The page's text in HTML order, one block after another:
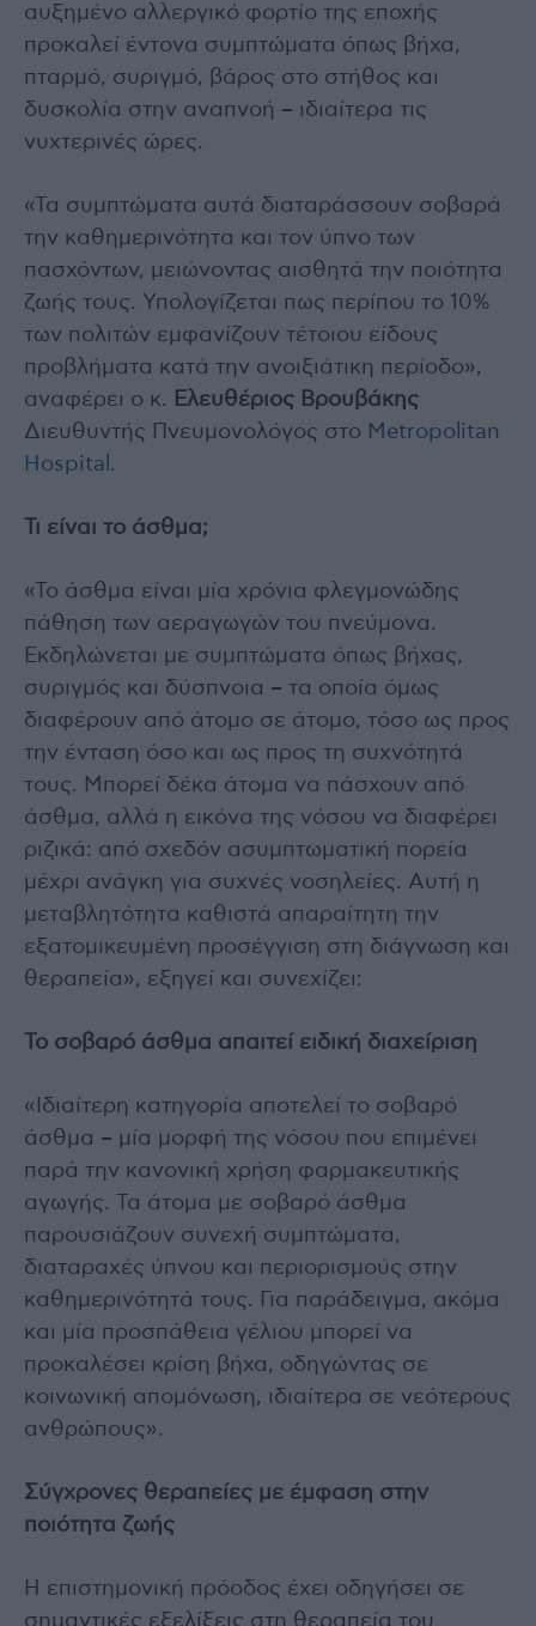
αυξημένο αλλεργικό φορτίο της εποχής
προκαλεί έντονα συμπτώματα όπως βήχα,
πταρμό, συριγμό, βάρος στο στήθος και
δυσκολία στην αναπνοή – ιδιαίτερα τις
νυχτερινές ώρες.
«Τα συμπτώματα αυτά διαταράσσουν σοβαρά
την καθημερινότητα και τον ύπνο των
πασχόντων, μειώνοντας αισθητά την ποιότητα
ζωής τους. Υπολογίζεται πως περίπου το 10%
των πολιτών εμφανίζουν τέτοιου είδους
προβλήματα κατά την ανοιξιάτικη περίοδο»,
αναφέρει ο κ.
Ελευθέριος Βρουβάκης
Διευθυντής Πνευμονολόγος στο Metropolitan
Hospital .
Τι είναι το άσθμα;
«Το άσθμα είναι μία χρόνια φλεγμονώδης
πάθηση των αεραγωγών του πνεύμονα.
Εκδηλώνεται με συμπτώματα όπως βήχας,
συριγμός και δύσπνοια – τα οποία όμως
διαφέρουν από άτομο σε άτομο, τόσο ως προς
την ένταση όσο και ως προς τη συχνότητά
τους. Μπορεί δέκα άτομα να πάσχουν από
άσθμα, αλλά η εικόνα της νόσου να διαφέρει
ριζικά: από σχεδόν ασυμπτωματική πορεία
μέχρι ανάγκη για συχνές νοσηλείες. Αυτή η
μεταβλητότητα καθιστά απαραίτητη την
εξατομικευμένη προσέγγιση στη διάγνωση και
θεραπεία», εξηγεί και συνεχίζει:
Το σοβαρό άσθμα απαιτεί ειδική διαχείριση
«Ιδιαίτερη κατηγορία αποτελεί το σοβαρό
άσθμα – μία μορφή της νόσου που επιμένει
παρά την κανονική χρήση φαρμακευτικής
αγωγής. Τα άτομα με σοβαρό άσθμα
παρουσιάζουν συνεχή συμπτώματα,
διαταραχές ύπνου και περιορισμούς στην
καθημερινότητά τους. Για παράδειγμα, ακόμα
και μία προσπάθεια γέλιου μπορεί να
προκαλέσει κρίση βήχα, οδηγώντας σε
κοινωνική απομόνωση, ιδιαίτερα σε νεότερους
ανθρώπους».
Σύγχρονες θεραπείες με έμφαση στην
ποιότητα ζωής
Η επιστημονική πρόοδος έχει οδηγήσει σε